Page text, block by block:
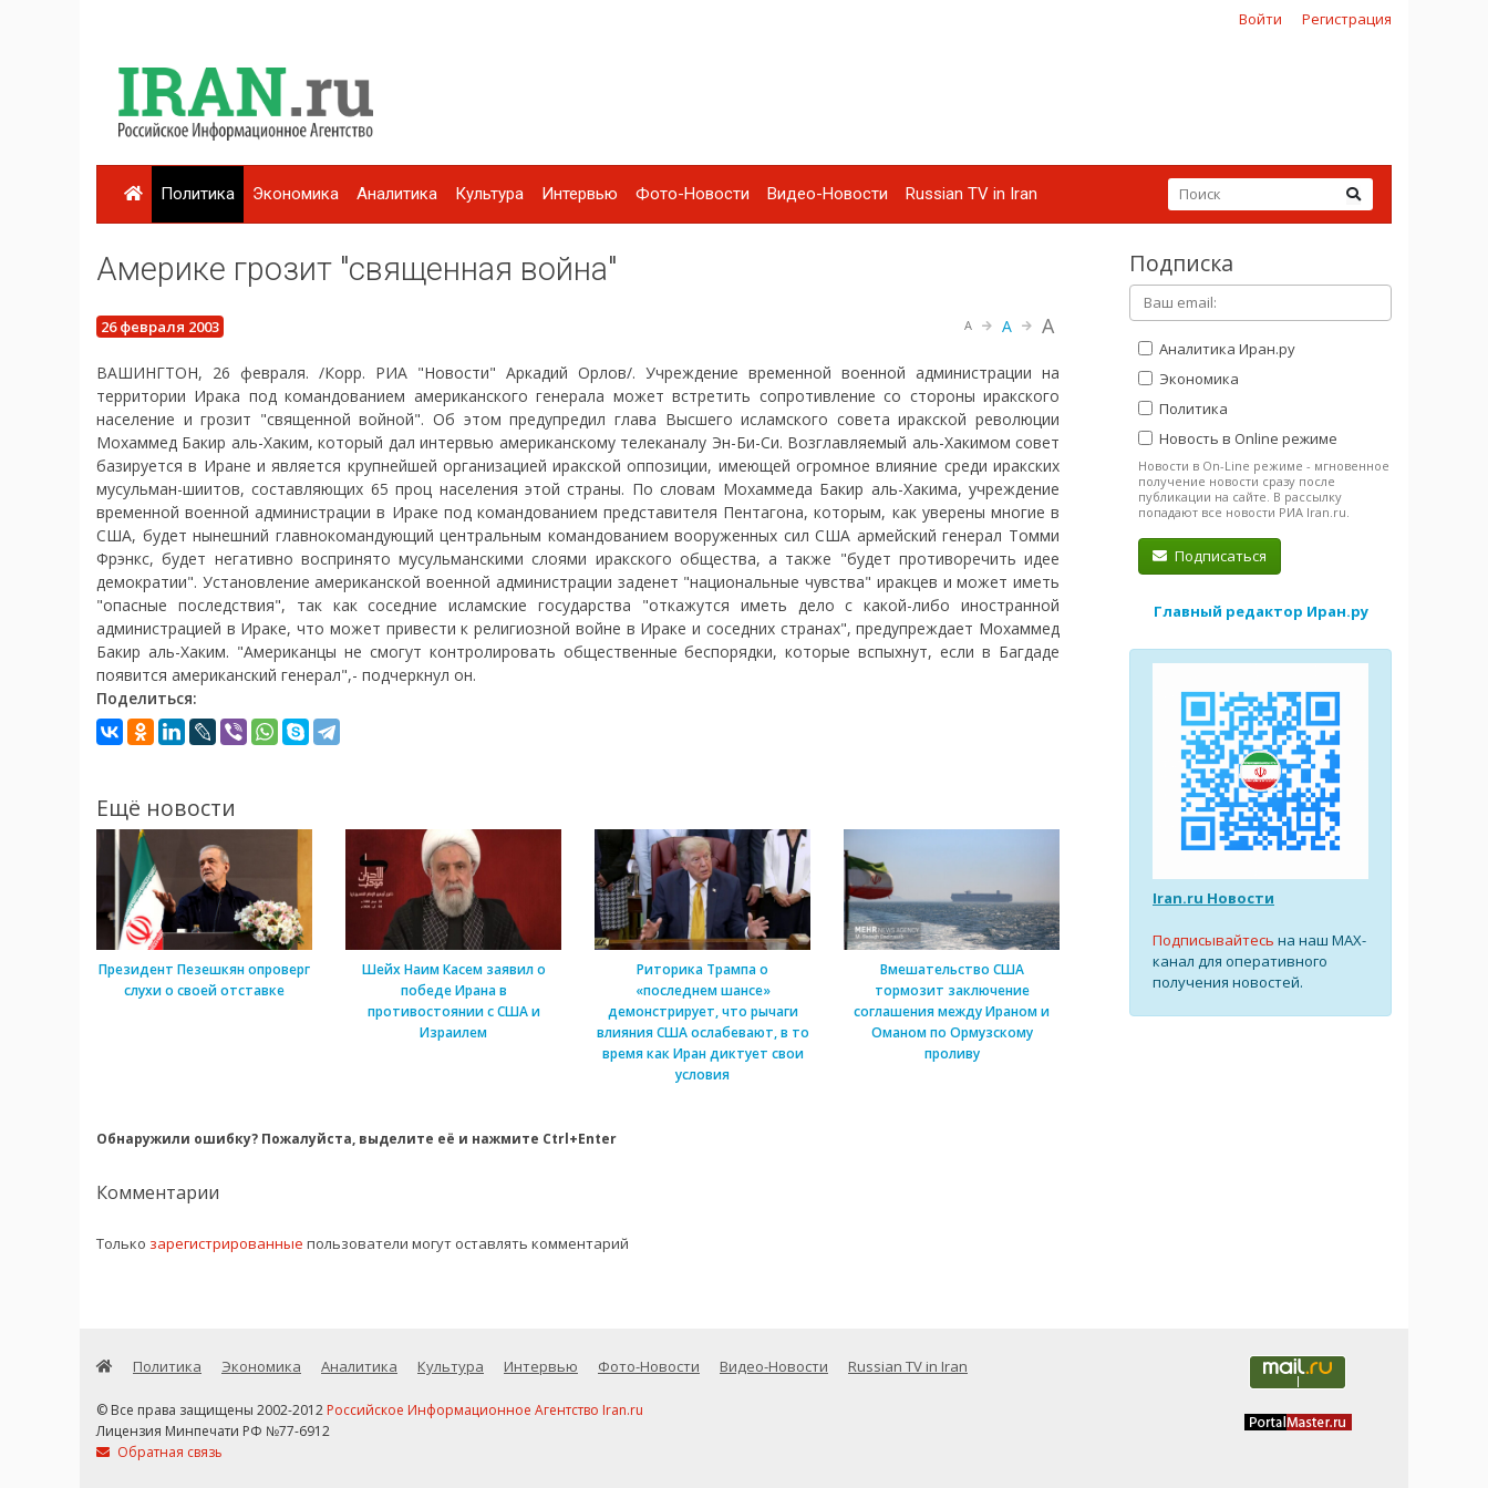
Войти Регистрация
Политика Экономика Аналитика Культура Интервью Фото-Новости Видео-Новости Russian TV in Iran
Америке грозит "священная война"
26 февраля 2003 A A A
ВАШИНГТОН, 26 февраля. /Корр. РИА "Новости" Аркадий Орлов/. Учреждение временной военной администрации на
территории Ирака под командованием американского генерала может встретить сопротивление со стороны иракского
население и грозит "священной войной". Об этом предупредил глава Высшего исламского совета иракской революции
Мохаммед Бакир аль-Хаким, который дал интервью американскому телеканалу Эн-Би-Си. Возглавляемый аль-Хакимом совет
базируется в Иране и является крупнейшей организацией иракской оппозиции, имеющей огромное влияние среди иракских
мусульман-шиитов, составляющих 65 проц населения этой страны. По словам Мохаммеда Бакир аль-Хакима, учреждение
временной военной администрации в Ираке под командованием представителя Пентагона, которым, как уверены многие в
США, будет нынешний главнокомандующий центральным командованием вооруженных сил США армейский генерал Томми
Фрэнкс, будет негативно воспринято мусульманскими слоями иракского общества, а также "будет противоречить идее
демократии". Установление американской военной администрации заденет "национальные чувства" иракцев и может иметь
"опасные последствия", так как соседние исламские государства "откажутся иметь дело с какой-либо иностранной
администрацией в Ираке, что может привести к религиозной войне в Ираке и соседних странах", предупреждает Мохаммед
Бакир аль-Хаким. "Американцы не смогут контролировать общественные беспорядки, которые вспыхнут, если в Багдаде
появится американский генерал",- подчеркнул он.
Поделиться:
Ещё новости
Президент Пезешкян опроверг
слухи о своей отставке
Шейх Наим Касем заявил о
победе Ирана в
противостоянии с США и
Израилем
Риторика Трампа о
«последнем шансе»
демонстрирует, что рычаги
влияния США ослабевают, в то
время как Иран диктует свои
условия
Вмешательство США
тормозит заключение
соглашения между Ираном и
Оманом по Ормузскому
проливу
Обнаружили ошибку? Пожалуйста, выделите её и нажмите Ctrl+Enter
Комментарии
Только зарегистрированные пользователи могут оставлять комментарий
Подписка
Аналитика Иран.ру
Экономика
Политика
Новость в Online режиме
Новости в On-Line режиме - мгновенное
получение новости сразу после
публикации на сайте. В рассылку
попадают все новости РИА Iran.ru.
Подписаться
Главный редактор Иран.ру
Iran.ru Новости
Подписывайтесь на наш MAX-
канал для оперативного
получения новостей.
Политика Экономика Аналитика Культура Интервью Фото-Новости Видео-Новости Russian TV in Iran
© Все права защищены 2002-2012 Российское Информационное Агентство Iran.ru
Лицензия Минпечати РФ №77-6912
Обратная связь